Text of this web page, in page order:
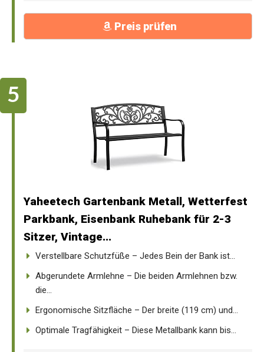
Preis prüfen
Yaheetech Gartenbank Metall, Wetterfest
Parkbank, Eisenbank Ruhebank für 2-3
Sitzer, Vintage...
Verstellbare Schutzfüße – Jedes Bein der Bank ist...
Abgerundete Armlehne – Die beiden Armlehnen bzw.
die...
Ergonomische Sitzfläche – Der breite (119 cm) und...
Optimale Tragfähigkeit – Diese Metallbank kann bis...